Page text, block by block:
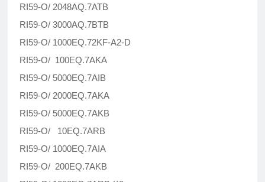
RI59-O/ 2048AQ.7ATB
RI59-O/ 3000AQ.7BTB
RI59-O/ 1000EQ.72KF-A2-D
RI59-O/ 100EQ.7AKA
RI59-O/ 5000EQ.7AIB
RI59-O/ 2000EQ.7AKA
RI59-O/ 5000EQ.7AKB
RI59-O/ 10EQ.7ARB
RI59-O/ 1000EQ.7AIA
RI59-O/ 200EQ.7AKB